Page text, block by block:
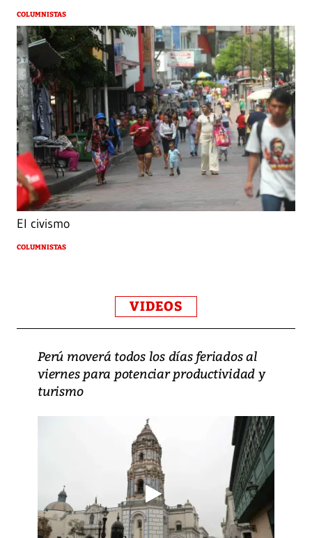
COLUMNISTAS
El civismo
COLUMNISTAS
VIDEOS
Perú moverá todos los días feriados al
viernes para potenciar productividad y
turismo